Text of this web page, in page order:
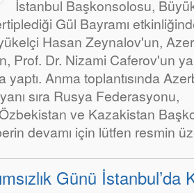
İstanbul Başkonsolosu,
Gül Bayramı
Hasan Zeynalov'un,
Prof. Dr. Nizami Caferov'un
Anma toplantısında
sıra Rusya Federasyonu,
ve Kazakistan
devamı için lütfen resmin
Günü İstanbul’da